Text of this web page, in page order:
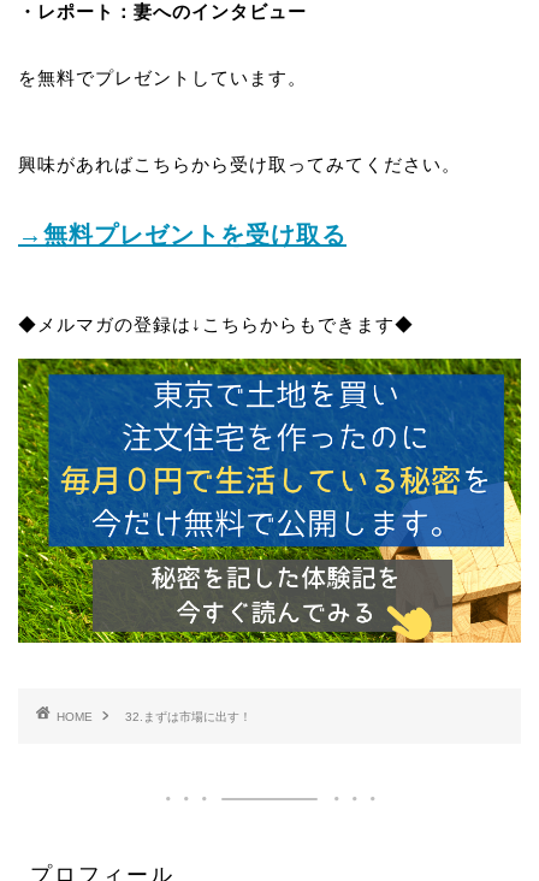
・レポート：妻へのインタビュー
を無料でプレゼントしています。
興味があればこちらから受け取ってみてください。
→無料プレゼントを受け取る
◆メルマガの登録は↓こちらからもできます◆
HOME 32.まずは市場に出す！
プロフィール